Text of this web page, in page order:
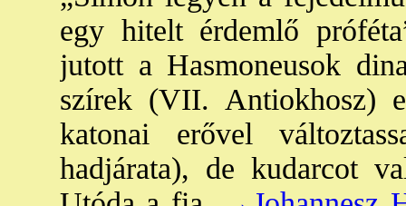
egy hitelt érdemlő
jutott a Hasmoneusok
szírek (VII. Antiokhosz)
katonai erővel
hadjárata), de kudarcot